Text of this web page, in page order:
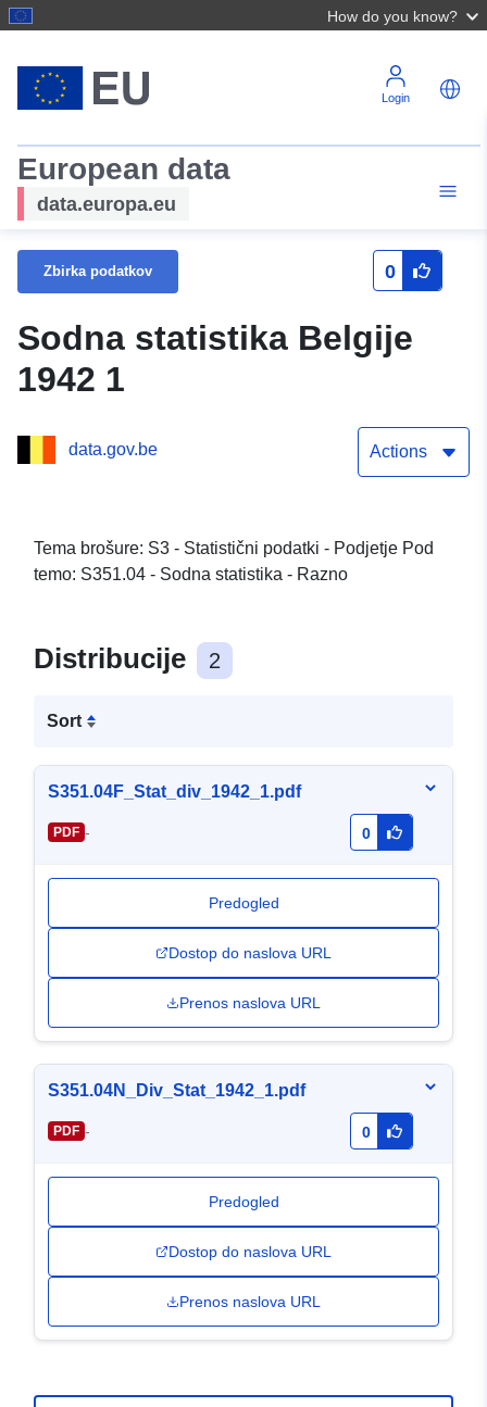
How do you know?
Login
European data
data.europa.eu
Zbirka podatkov 0
Sodna statistika Belgije
1942 1
data.gov.be Actions
Tema brošure: S3 - Statistični podatki - Podjetje Pod
temo: S351.04 - Sodna statistika - Razno
Distribucije 2
Sort
S351.04F_Stat_div_1942_1.pdf
PDF - 0
Predogled
Dostop do naslova URL
Prenos naslova URL
S351.04N_Div_Stat_1942_1.pdf
PDF - 0
Predogled
Dostop do naslova URL
Prenos naslova URL